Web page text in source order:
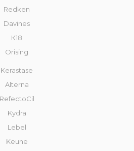
Redken
Davines
К18
Orising
Kerastase
Alterna
RefectoCil
Kydra
Lebel
Keune